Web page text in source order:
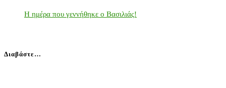
Η ημέρα που γεννήθηκε ο Βασιλιάς!
Διαβάστε…